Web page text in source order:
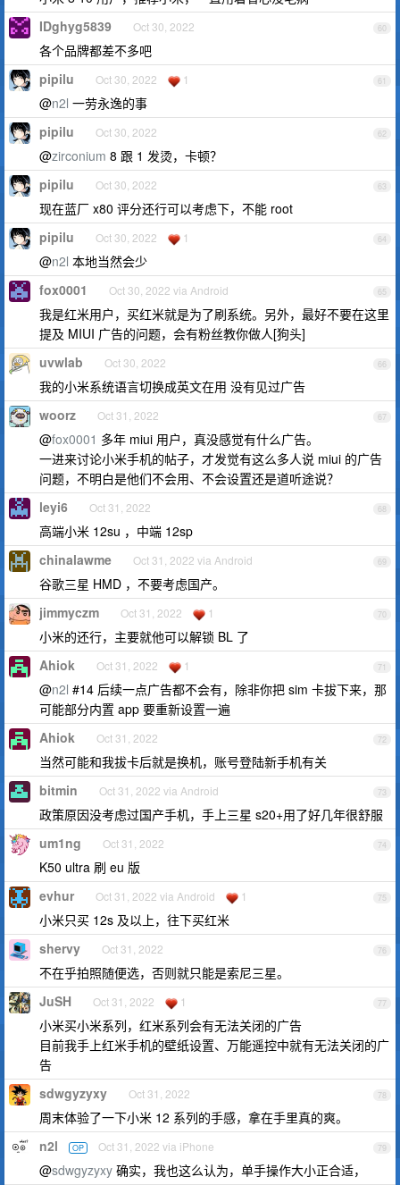
60
IDghyg5839 Oct 30, 2022
各个品牌都差不多吧
61
pipilu Oct 30, 2022 1
@n2l 一劳永逸的事
62
pipilu Oct 30, 2022
@zirconium 8 跟 1 发烫，卡顿？
63
pipilu Oct 30, 2022
现在蓝厂 x80 评分还行可以考虑下，不能 root
64
pipilu Oct 30, 2022 1
@n2l 本地当然会少
65
fox0001 Oct 30, 2022 via Android
我是红米用户，买红米就是为了刷系统。另外，最好不要在这里
提及 MIUI 广告的问题，会有粉丝教你做人[狗头]
66
uvwlab Oct 30, 2022
我的小米系统语言切换成英文在用 没有见过广告
67
woorz Oct 31, 2022
@fox0001 多年 miui 用户，真没感觉有什么广告。
一进来讨论小米手机的帖子，才发觉有这么多人说 miui 的广告
问题，不明白是他们不会用、不会设置还是道听途说？
68
leyi6 Oct 31, 2022
高端小米 12su ，中端 12sp
69
chinalawme Oct 31, 2022 via Android
谷歌三星 HMD ，不要考虑国产。
70
jimmyczm Oct 31, 2022 1
小米的还行，主要就他可以解锁 BL 了
71
Ahiok Oct 31, 2022 1
@n2l #14 后续一点广告都不会有，除非你把 sim 卡拔下来，那
可能部分内置 app 要重新设置一遍
72
Ahiok Oct 31, 2022
当然可能和我拔卡后就是换机，账号登陆新手机有关
73
bitmin Oct 31, 2022 via Android
政策原因没考虑过国产手机，手上三星 s20+用了好几年很舒服
74
um1ng Oct 31, 2022
K50 ultra 刷 eu 版
75
evhur Oct 31, 2022 via Android 1
小米只买 12s 及以上，往下买红米
76
shervy Oct 31, 2022
不在乎拍照随便选，否则就只能是索尼三星。
77
JuSH Oct 31, 2022 1
小米买小米系列，红米系列会有无法关闭的广告
目前我手上红米手机的壁纸设置、万能遥控中就有无法关闭的广
告
78
sdwgyzyxy Oct 31, 2022
周末体验了一下小米 12 系列的手感，拿在手里真的爽。
79
n2l OP Oct 31, 2022 via iPhone
@sdwgyzyxy 确实，我也这么认为，单手操作大小正合适，